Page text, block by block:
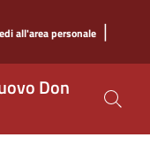
all'area personale |
Don